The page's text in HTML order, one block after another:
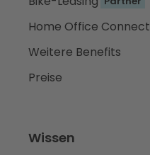
Home Office Connect
Weitere Benefits
Preise
Wissen